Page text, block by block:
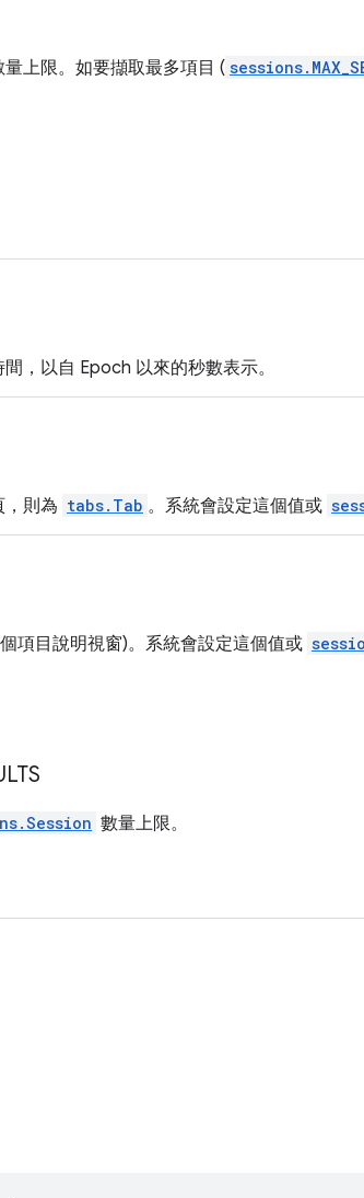
上限。如要擷取最多項目 (
，以自 Epoch 以來的秒數表示。
，則為 tabs.Tab 。系統會設定這個值或
項目說明視窗)。系統會設定這個值或
數量上限。